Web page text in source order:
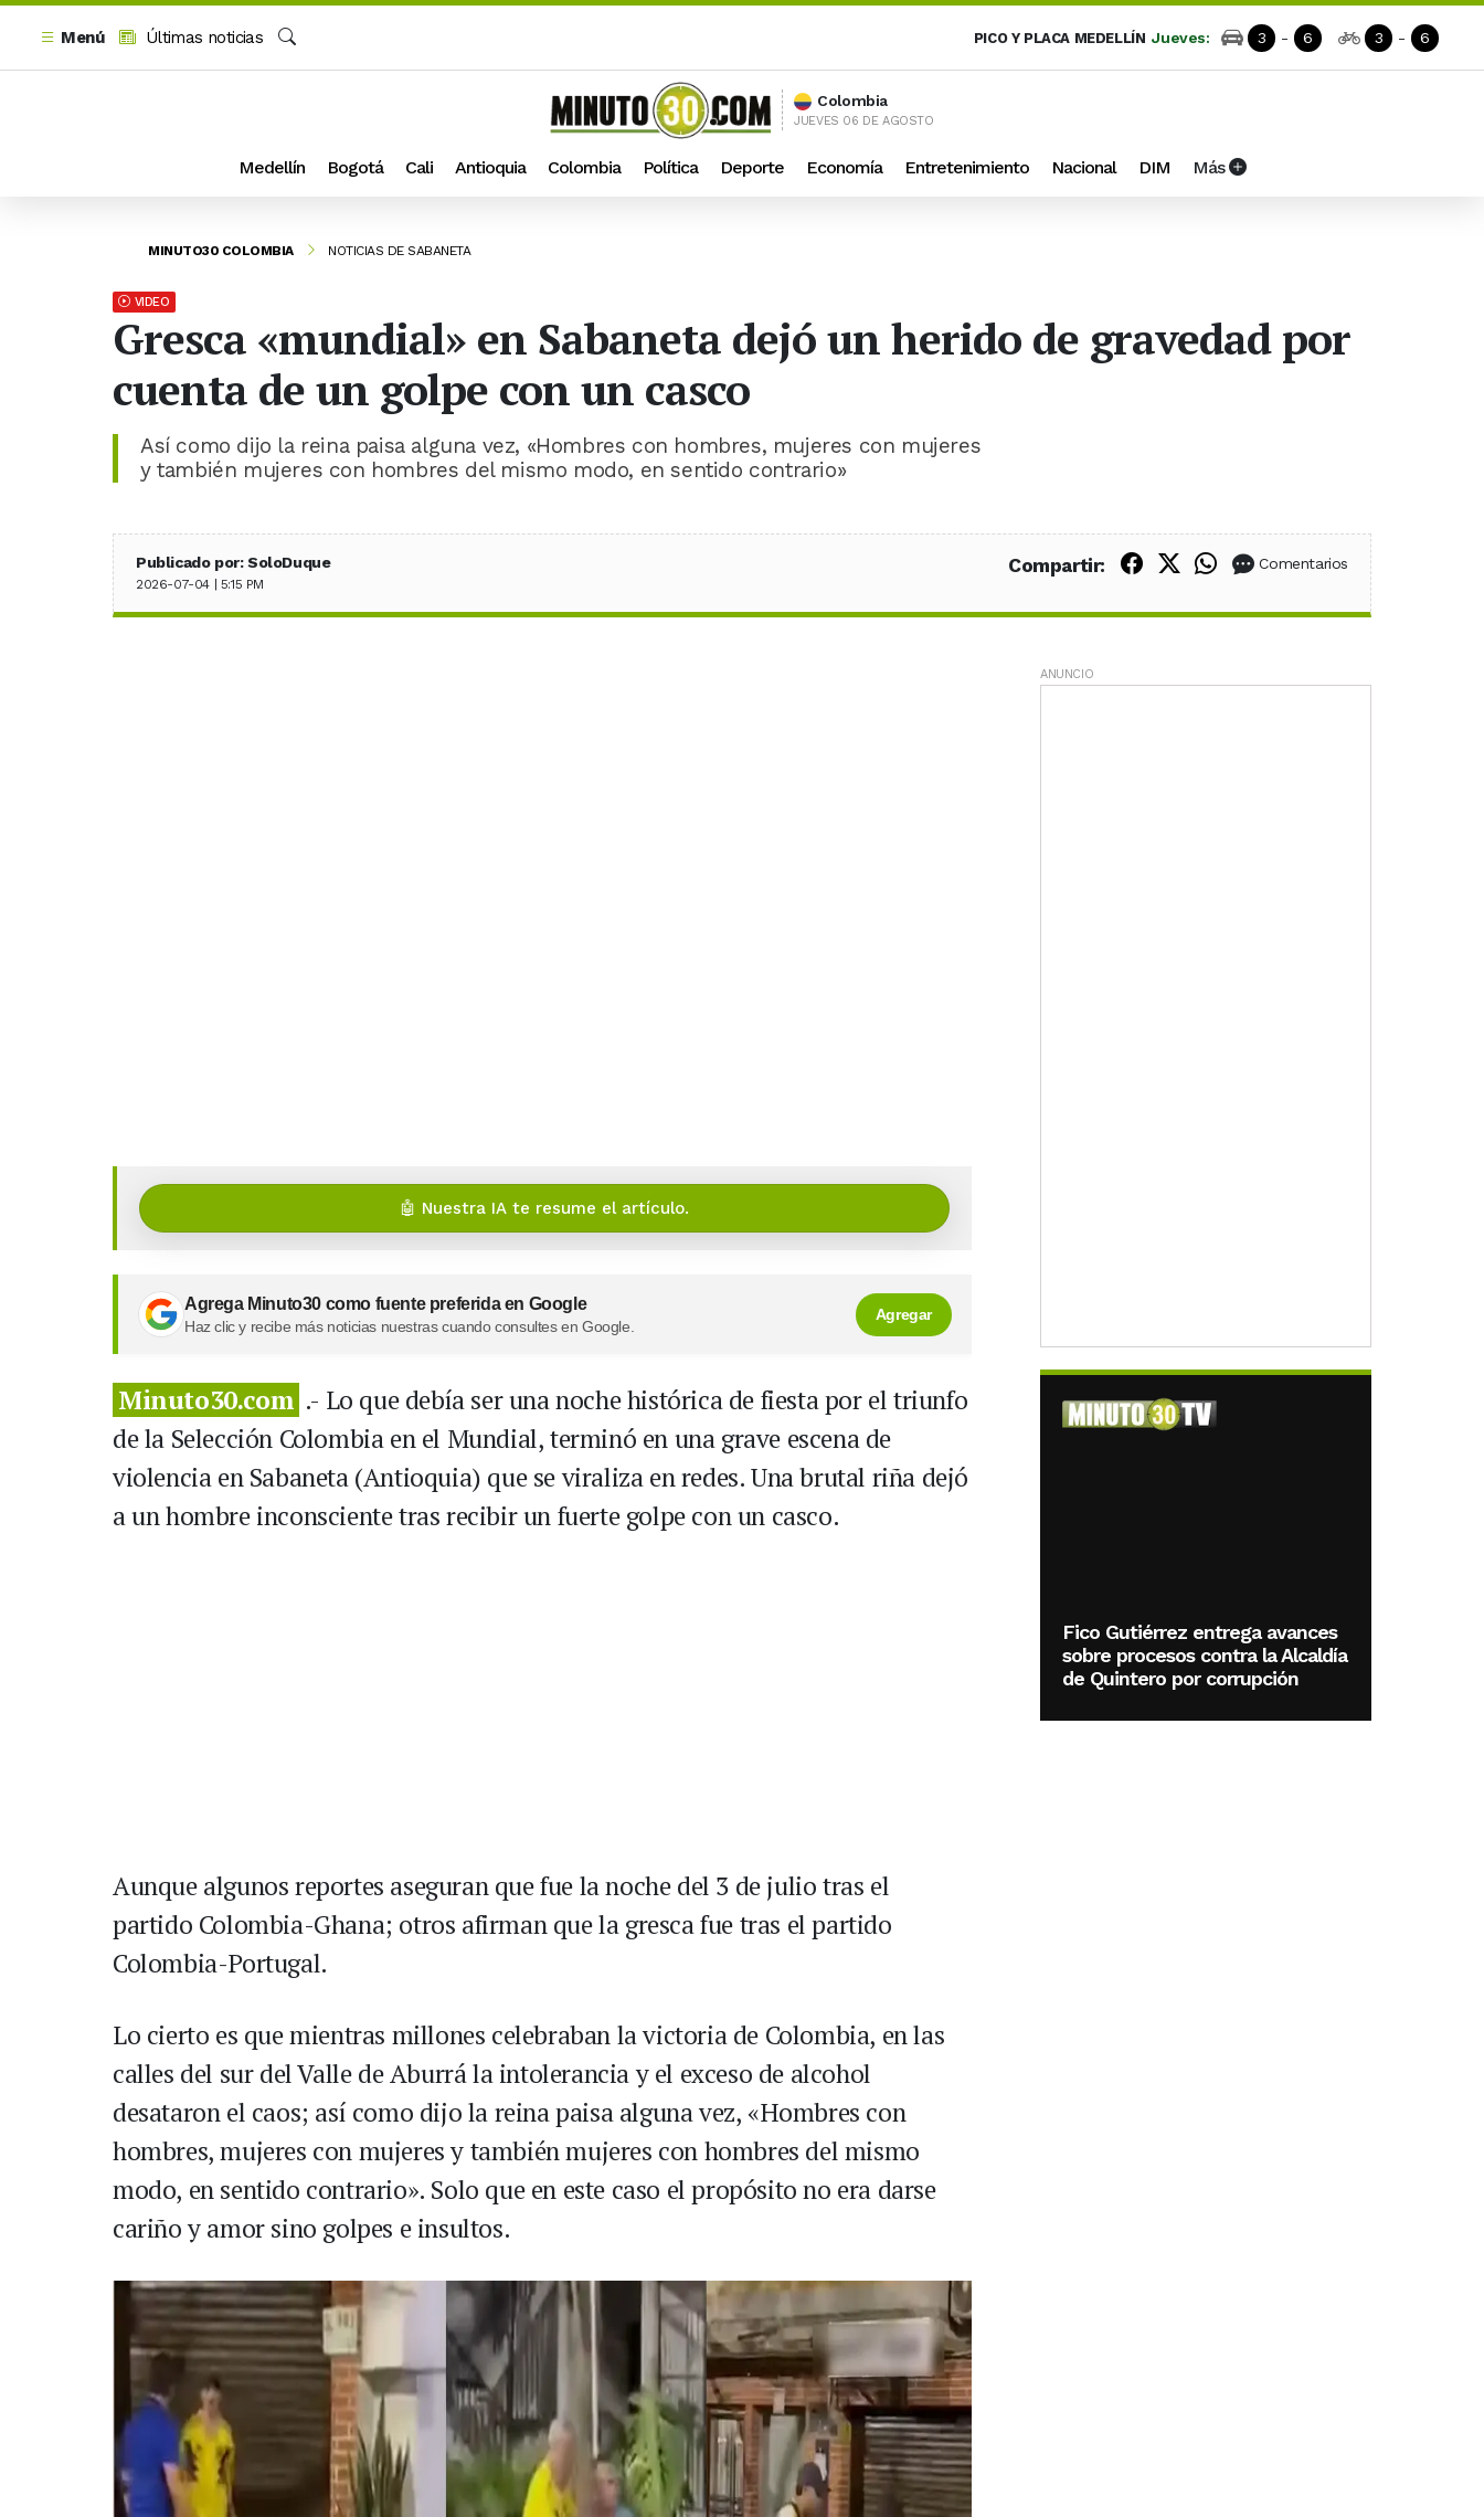
Menú
Últimas noticias
PICO Y PLACA MEDELLÍN Jueves: 3 - 6 3 - 6
Colombia
JUEVES 06 DE AGOSTO
Medellín Bogotá Cali Antioquia Colombia Política Deporte Economía Entretenimiento Nacional DIM Más
MINUTO30 COLOMBIA NOTICIAS DE SABANETA
VIDEO
Gresca «mundial» en Sabaneta dejó un herido de gravedad por
cuenta de un golpe con un casco
Así como dijo la reina paisa alguna vez, «Hombres con hombres, mujeres con mujeres
y también mujeres con hombres del mismo modo, en sentido contrario»
Publicado por: SoloDuque
2026-07-04 | 5:15 PM
Compartir: Compartir en Facebook
Compartir en X (Twitter)
Compartir en WhatsApp
Comentarios
🤖 Nuestra IA te resume el artículo.
Agrega Minuto30 como fuente preferida en Google
Haz clic y recibe más noticias nuestras cuando consultes en Google.
Agregar
Minuto30.com .- Lo que debía ser una noche histórica de fiesta por el triunfo
de la Selección Colombia en el Mundial, terminó en una grave escena de
violencia en Sabaneta (Antioquia) que se viraliza en redes. Una brutal riña dejó
a un hombre inconsciente tras recibir un fuerte golpe con un casco.
Aunque algunos reportes aseguran que fue la noche del 3 de julio tras el
partido Colombia-Ghana; otros afirman que la gresca fue tras el partido
Colombia-Portugal.
Lo cierto es que mientras millones celebraban la victoria de Colombia, en las
calles del sur del Valle de Aburrá la intolerancia y el exceso de alcohol
desataron el caos; así como dijo la reina paisa alguna vez, «Hombres con
hombres, mujeres con mujeres y también mujeres con hombres del mismo
modo, en sentido contrario». Solo que en este caso el propósito no era darse
cariño y amor sino golpes e insultos.
ANUNCIO
Fico Gutiérrez entrega avances
sobre procesos contra la Alcaldía
de Quintero por corrupción